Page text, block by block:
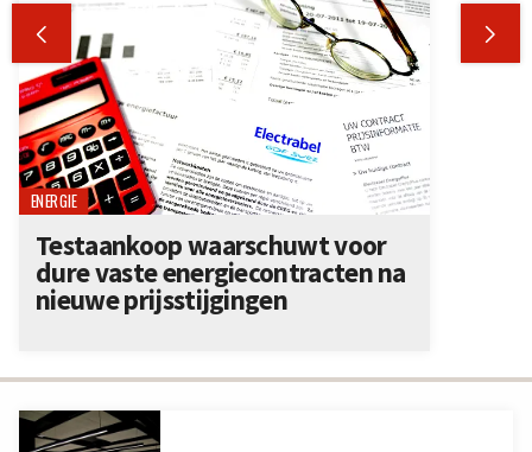
 
ENERGIE
Testaankoop waarschuwt voor
dure vaste energiecontracten na
nieuwe prijsstijgingen